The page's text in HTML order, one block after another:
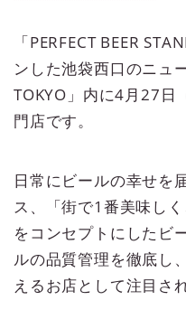
「PERFECT BEER
ンした池袋西口のニュ
TOKYO」内に4月27日
門店です。
日常にビールの幸せを
ス、「街で1番美味し
をコンセプトにしたビ
ルの品質管理を徹底し
えるお店として注目さ